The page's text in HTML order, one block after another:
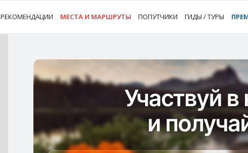
РЕКОМЕНДАЦИИ МЕСТА И МАРШРУТЫ ПОПУТЧИКИ ГИДЫ / ТУРЫ